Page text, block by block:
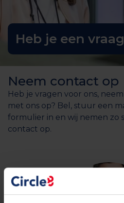
Heb je een
Neem contact op
Heb je vragen voor ons,
met ons op? Bel, stuur een
formulier in en wij nemen zo
contact op.